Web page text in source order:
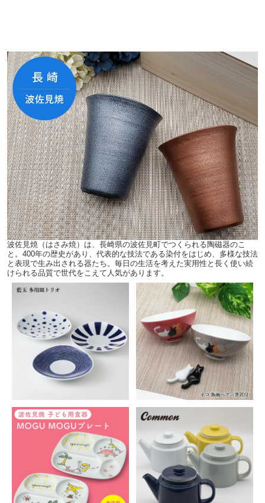
波佐見焼（はさみ焼）は、長崎県の波佐見町でつくられる陶磁器のこ
と。400年の歴史があり、代表的な技法である染付をはじめ、多様な技法
と表現で生み出される器たち。毎日の生活を考えた実用性と長く使い続
けられる品質で世代をこえて人気があります。